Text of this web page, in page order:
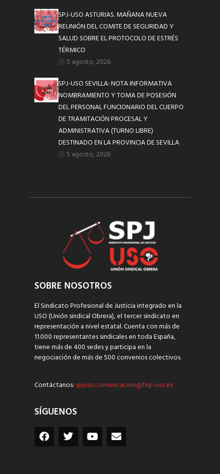
SPJ-USO ASTURIAS. MAÑANA NUEVA
REUNIÓN DEL COMITE DE SEGURIDAD Y
SALUD SOBRE EL PROTOCOLO DE ESTRÉS
TÉRMICO
5 agosto, 2026
SPJ-USO SEVILLA: NOTA INFORMATIVA
NOMBRAMIENTO Y TOMA DE POSESIÓN
DEL PERSONAL FUNCIONARIO DEL CUERPO
DE TRAMITACIÓN PROCESAL Y
ADMINISTRATIVA (TURNO LIBRE)
DESTINADO EN LA PROVINCIA DE SEVILLA
5 agosto, 2026
SOBRE NOSOTROS
El Sindicato Profesional de Justicia integrado en la
USO (Unión sindical Obrera), el tercer sindicato en
representación a nivel estatal. Cuenta con más de
11.000 representantes sindicales en toda España,
tiene más de 400 sedes y participa en la
negociación de más de 500 convenios colectivos.
Contáctanos: spjuso.comunicacion@fep-uso.es
SÍGUENOS